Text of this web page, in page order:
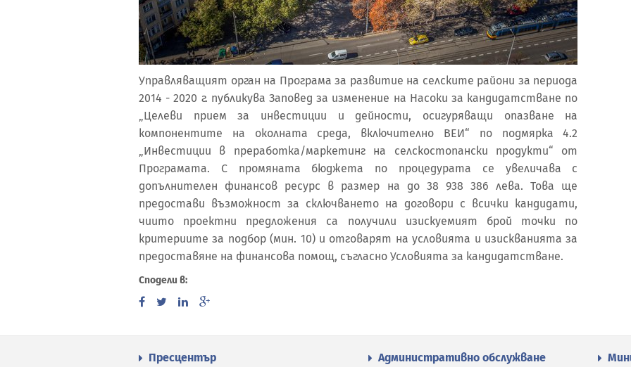
Управляващият орган на Програма за развитие на селските райони за периода
2014 - 2020 г. публикува Заповед за изменение на Насоки за кандидатстване по
„Целеви прием за инвестиции и дейности, осигуряващи опазване на
компонентите на околната среда, включително ВЕИ“ по подмярка 4.2
„Инвестиции в преработка/маркетинг на селскостопански продукти“ от
Програмата. С промяната бюджета по процедурата се увеличава с
допълнителен финансов ресурс в размер на до 38 938 386 лева. Това ще
предостави възможност за сключването на договори с всички кандидати,
чиито проектни предложения са получили изискуемият брой точки по
критериите за подбор (мин. 10) и отговарят на условията и изискванията за
предоставяне на финансова помощ, съгласно Условията за кандидатстване.
Сподели в:
Пресцентър Административно обслужване